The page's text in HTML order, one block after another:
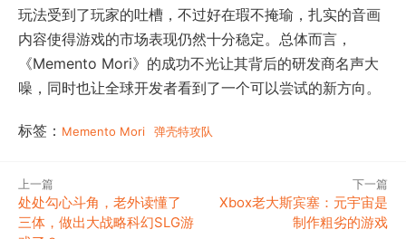
玩法受到了玩家的吐槽，不过好在瑕不掩瑜，扎实的音画
内容使得游戏的市场表现仍然十分稳定。总体而言，
《Memento Mori》的成功不光让其背后的研发商名声大
噪，同时也让全球开发者看到了一个可以尝试的新方向。
标签： Memento Mori 弹壳特攻队
上一篇
处处勾心斗角，老外读懂了
三体，做出大战略科幻SLG游
下一篇
Xbox老大斯宾塞：元宇宙是
制作粗劣的游戏